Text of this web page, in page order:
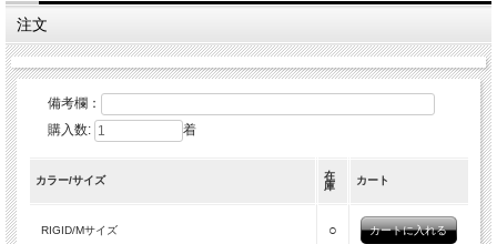
注文
備考欄：
購入数:
着
カラー/サイズ
在
庫
カート
RIGID/Mサイズ ○